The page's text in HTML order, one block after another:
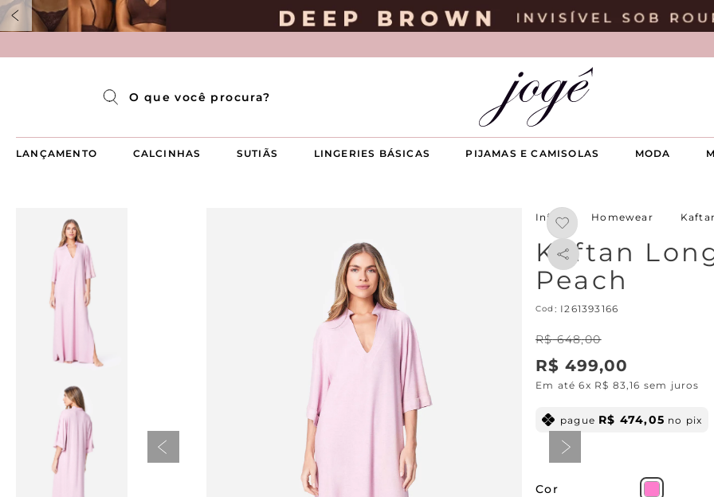
LANÇAMENTO CALCINHAS SUTIÃS LINGERIES BÁSICAS PIJAMAS E CAMISOLAS MODA
Pijama Longo Americado Aberto Luma
Pijama Capri Aberto
Pijama Curto Aberto
Homewear
Kaftan
Peach
: I261393166
R$ 648,00
R$ 499,00
Em até6x R$ 83,16 sem juros
pague R$ 474,05 no pix
Cor